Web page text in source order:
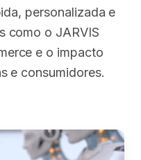
personalizada e
como o JARVIS
e o impacto
e consumidores.